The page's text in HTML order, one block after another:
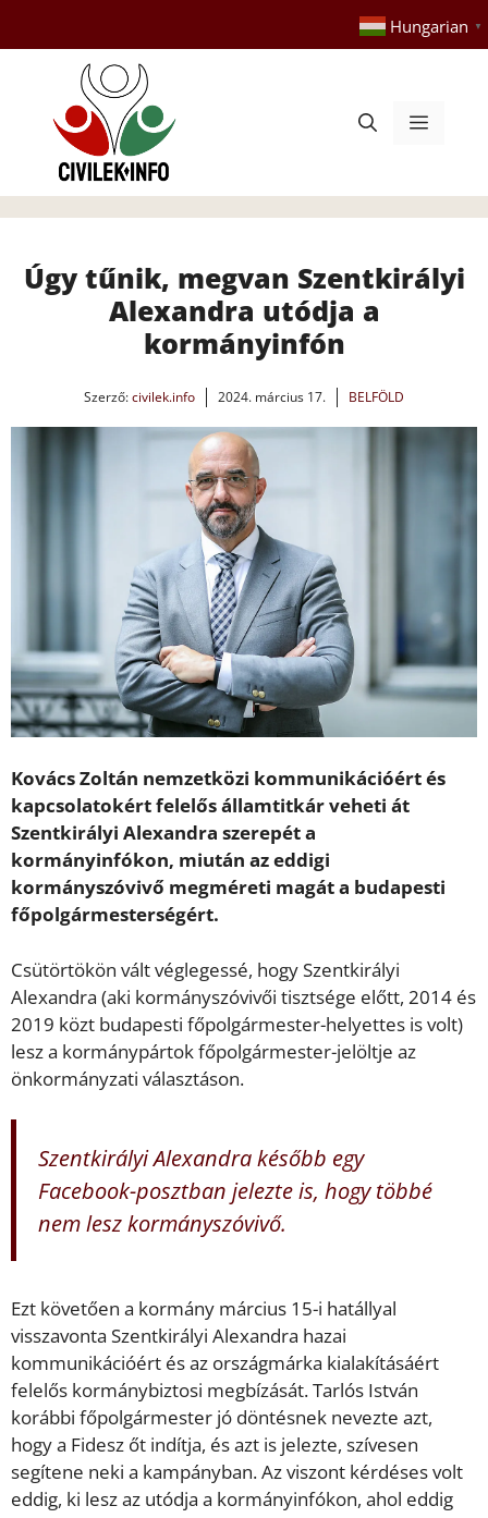
tartalomba
Hungarian ▼
Menü
Úgy tűnik, megvan Szentkirályi
Alexandra utódja a
kormányinfón
Szerző:civilek.info 2024. március 17. BELFÖLD
Kovács Zoltán nemzetközi kommunikációért és
kapcsolatokért felelős államtitkár veheti át
Szentkirályi Alexandra szerepét a
kormányinfókon, miután az eddigi
kormányszóvivő megméreti magát a budapesti
főpolgármesterségért.
Csütörtökön vált véglegessé, hogy Szentkirályi
Alexandra (aki kormányszóvivői tisztsége előtt, 2014 és
2019 közt budapesti főpolgármester-helyettes is volt)
lesz a kormánypártok főpolgármester-jelöltje az
önkormányzati választáson.
Szentkirályi Alexandra később egy
Facebook-posztban jelezte is, hogy többé
nem lesz kormányszóvivő.
Ezt követően a kormány március 15-i hatállyal
visszavonta Szentkirályi Alexandra hazai
kommunikációért és az országmárka kialakításáért
felelős kormánybiztosi megbízását. Tarlós István
korábbi főpolgármester jó döntésnek nevezte azt,
hogy a Fidesz őt indítja, és azt is jelezte, szívesen
segítene neki a kampányban. Az viszont kérdéses volt
eddig, ki lesz az utódja a kormányinfókon, ahol eddig